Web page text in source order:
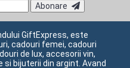
Abonare
GiftExpress, este
cadouri femei, cadouri
de lux, accesorii vin,
bijuterii din argint. Avand